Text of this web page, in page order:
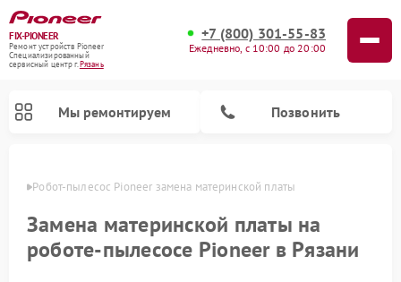
FIX-PIONEER
Ремонт устройств Pioneer
Специализированный
cервисный центр г.Рязань
+7 (800) 301-55-83
Ежедневно, с 10:00 до 20:00
Мы ремонтируем Позвонить
Робот-пылесос Pioneer замена материнской платы
Замена материнской платы на
роботе-пылесосе Pioneer в Рязани